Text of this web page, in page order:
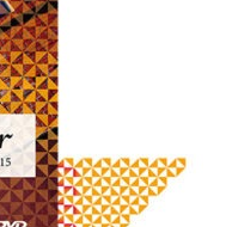
Leipzig